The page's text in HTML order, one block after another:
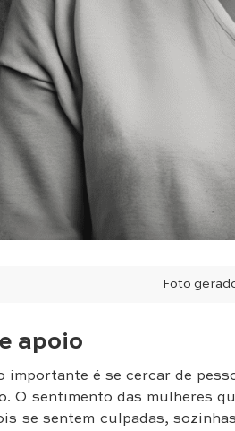
Foto
apoio
importante é se cercar de
O sentimento das mulheres
se sentem culpadas,